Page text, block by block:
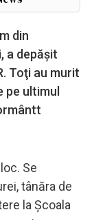
din
a depăşit
Toţi au murit
pe ultimul
Se
tânăra de
la Şcoala